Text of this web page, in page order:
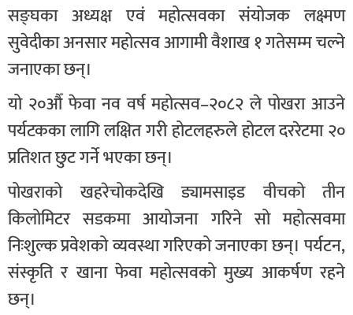
सङ्घका अध्यक्ष एवं महोत्सवका संयोजक लक्ष्मण
सुवेदीका अनसार महोत्सव आगामी वैशाख १ गतेसम्म चल्ने
जनाएका छन्।
यो २०औँ फेवा नव वर्ष महोत्सव–२०८२ ले पोखरा आउने
पर्यटकका लागि लक्षित गरी होटलहरुले होटल दररेटमा २०
प्रतिशत छुट गर्ने भएका छन्।
पोखराको खहरेचोकदेखि ड्यामसाइड वीचको तीन
किलोमिटर सडकमा आयोजना गरिने सो महोत्सवमा
निःशुल्क प्रवेशको व्यवस्था गरिएको जनाएका छन्। पर्यटन,
संस्कृति र खाना फेवा महोत्सवको मुख्य आकर्षण रहने
छन्।